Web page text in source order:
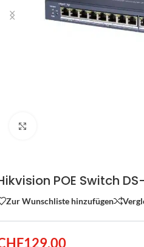
POE Switch
Zur Wunschliste hinzufügen
129.00